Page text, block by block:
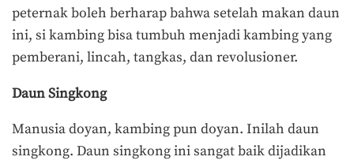
peternak boleh berharap bahwa setelah makan daun
ini, si kambing bisa tumbuh menjadi kambing yang
pemberani, lincah, tangkas, dan revolusioner.
Daun Singkong
Manusia doyan, kambing pun doyan. Inilah daun
singkong. Daun singkong ini sangat baik dijadikan